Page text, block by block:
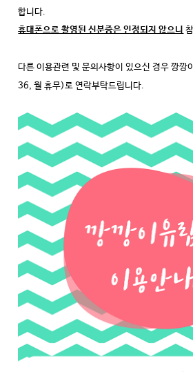
합니다.
휴대폰으로 촬영된 신분증은 인정되지 않으니
다른 이용관련 및 문의사항이 있으신 경우 깡
36, 월 휴무)로 연락부탁드립니다.